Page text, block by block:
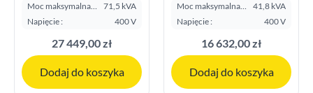
Moc maksymalna
E.S.P. kVA:
71,5 kVA
Napięcie :
400 V
27 449,00 zł
Dodaj do koszyka
Moc maksymalna
E.S.P. kVA:
41,8 kVA
Napięcie :
400 V
16 632,00 zł
Dodaj do koszyka